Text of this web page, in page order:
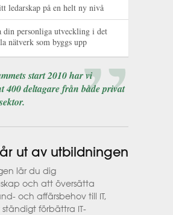
ledarskap på en helt ny nivå
din personliga utveckling i det
nätverk som byggs upp
start 2010 har vi
400 deltagare från både privat
ut av utbildningen
lär du dig
och att översätta
och affärsbehov till IT,
förbättra IT-